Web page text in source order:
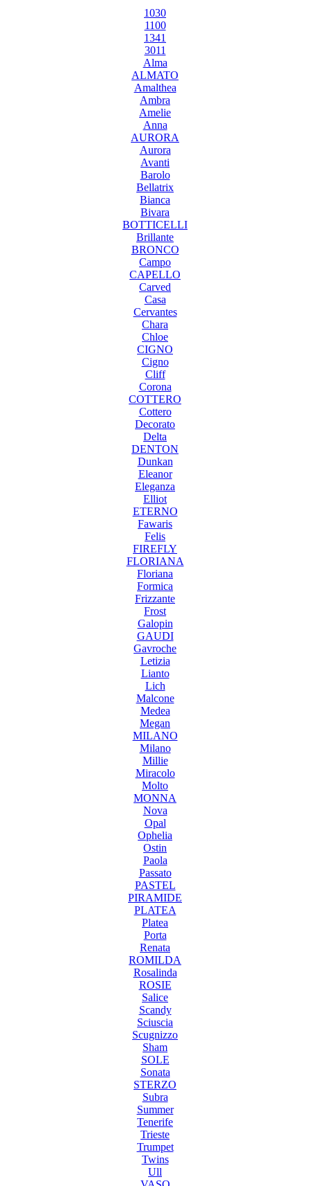
1030
1100
1341
3011
Alma
ALMATO
Amalthea
Ambra
Amelie
Anna
AURORA
Aurora
Avanti
Barolo
Bellatrix
Bianca
Bivara
BOTTICELLI
Brillante
BRONCO
Campo
CAPELLO
Carved
Casa
Cervantes
Chara
Chloe
CIGNO
Cigno
Cliff
Corona
COTTERO
Cottero
Decorato
Delta
DENTON
Dunkan
Eleanor
Eleganza
Elliot
ETERNO
Fawaris
Felis
FIREFLY
FLORIANA
Floriana
Formica
Frizzante
Frost
Galopin
GAUDI
Gavroche
Letizia
Lianto
Lich
Malcone
Medea
Megan
MILANO
Milano
Millie
Miracolo
Molto
MONNA
Nova
Opal
Ophelia
Ostin
Paola
Passato
PASTEL
PIRAMIDE
PLATEA
Platea
Porta
Renata
ROMILDA
Rosalinda
ROSIE
Salice
Scandy
Sciuscia
Scugnizzo
Sham
SOLE
Sonata
STERZO
Subra
Summer
Tenerife
Trieste
Trumpet
Twins
Ull